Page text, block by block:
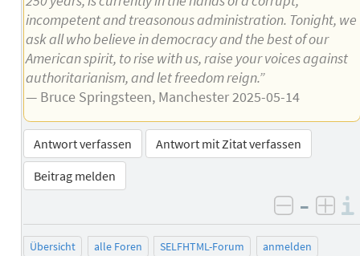
incompetent and treasonous administration. Tonight, we
ask all who believe in democracy and the best of our
American spirit, to rise with us, raise your voices against
authoritarianism, and let freedom reign.”
— Bruce Springsteen, Manchester 2025-05-14
Antwort verfassen
Antwort mit Zitat verfassen
Beitrag melden
negativ
–
Übersicht alle Foren SELFHTML-Forum
anmelden